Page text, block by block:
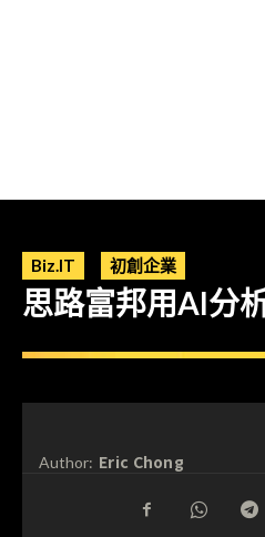
Biz.IT 初創企業
思路富邦用AI分
Author: Eric Chong